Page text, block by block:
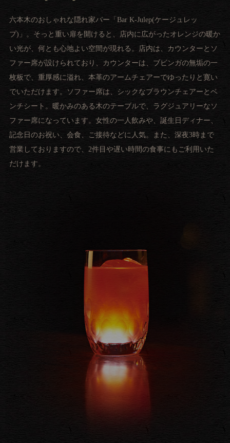
六本木のおしゃれな隠れ家バー「Bar K-Julep(ケージュレッ
プ)」。そっと重い扉を開けると、店内に広がったオレンジの暖か
い光が、何とも心地よい空間が現れる。店内は、カウンターとソ
ファー席が設けられており、カウンターは、ブビンガの無垢の一
枚板で、重厚感に溢れ、本革のアームチェアーでゆったりと寛い
でいただけます。ソファー席は、シックなブラウンチェアーとベ
ンチシート。暖かみのある木のテーブルで、ラグジュアリーなソ
ファー席になっています。女性の一人飲みや、誕生日ディナー、
記念日のお祝い、会食、ご接待などに人気。また、深夜3時まで
営業しておりますので、2件目や遅い時間の食事にもご利用いた
だけます。